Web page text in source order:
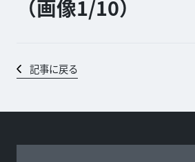
（画像1/10）
記事に戻る